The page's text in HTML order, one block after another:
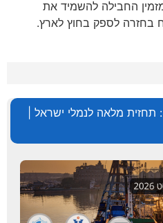
מזמין החבילה להשמיד את
בחזרה לספק בחוץ לארץ.
מדד העיכובים אוגוסט 2026: תחזית מלאה לנמלי ישראל |